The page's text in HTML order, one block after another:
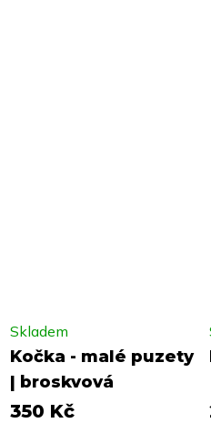
Kočka - malé puzety
| broskvová
Skladem
350 Kč